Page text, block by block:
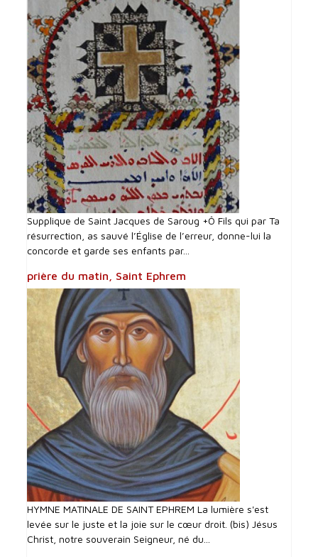
Supplique de Saint Jacques de Saroug +Ô Fils qui par Ta
résurrection, as sauvé l’Église de l’erreur, donne-lui la
concorde et garde ses enfants par...
prière du matin, Saint Ephrem
HYMNE MATINALE DE SAINT EPHREM La lumière s'est
levée sur le juste et la joie sur le cœur droit. (bis) Jésus
Christ, notre souverain Seigneur, né du...